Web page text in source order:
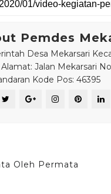
Pemdes
Desa Mekarsari
Alamat: Jalan Mekarsari
Kode Pos: 46395
Oleh Permata